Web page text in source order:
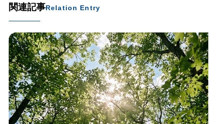
関連記事Relation Entry